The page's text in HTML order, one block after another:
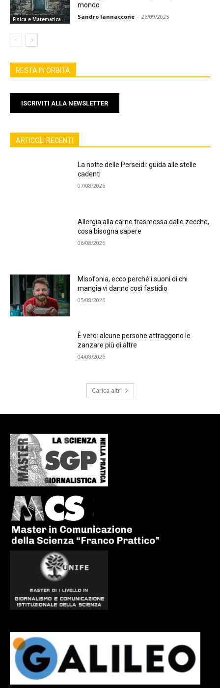
Fisica e Matematica
mondo
Sandro Iannaccone - 26/09/2025
RESTA IN ORBITA
ISCRIVITI ALLA NEWSLETTER
ARTICOLI RECENTI
La notte delle Perseidi: guida alle stelle
cadenti
07/08/2026
Allergia alla carne trasmessa dalle zecche,
cosa bisogna sapere
06/08/2026
Misofonia, ecco perché i suoni di chi
mangia vi danno così fastidio
05/08/2026
È vero: alcune persone attraggono le
zanzare più di altre
04/08/2026
Carica altri